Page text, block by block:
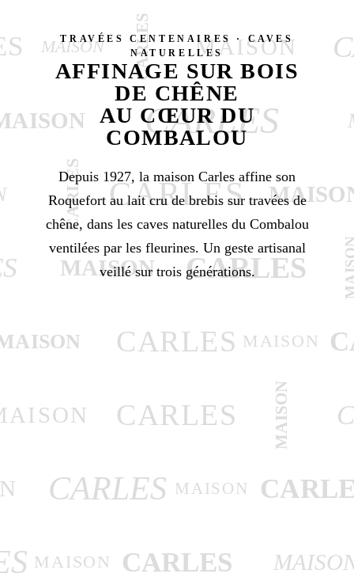
MAISON CARLES MAISON
CARLES
CARLES CARLES
MAISON CARLES
CARLES MAISON
CARLES MAISON
CARLES MAISON
MAISON CARLES
TRAVÉES CENTENAIRES · CAVES
NATURELLES
AFFINAGE SUR BOIS
DE CHÊNE
AU CŒUR DU
COMBALOU
Depuis 1927, la maison Carles affine son
Roquefort au lait cru de brebis sur travées de
chêne, dans les caves naturelles du Combalou
ventilées par les fleurines. Un geste artisanal
veillé sur trois générations.